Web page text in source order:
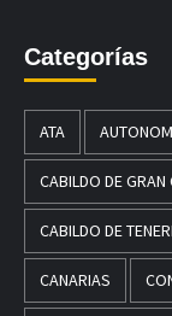
Categorías
ATA
CABILDO DE GRAN
CABILDO DE
CANARIAS